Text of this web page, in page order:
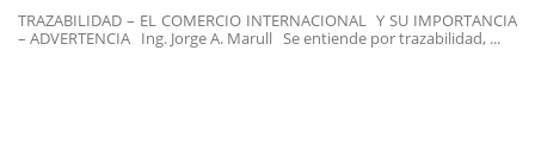
TRAZABILIDAD – EL COMERCIO INTERNACIONAL Y SU IMPORTANCIA
– ADVERTENCIA Ing. Jorge A. Marull Se entiende por trazabilidad, ...